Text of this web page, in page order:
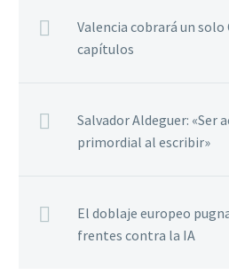
Valencia cobrará un solo
capítulos
Salvador Aldeguer: «Ser
primordial al escribir»
El doblaje europeo
frentes contra la IA